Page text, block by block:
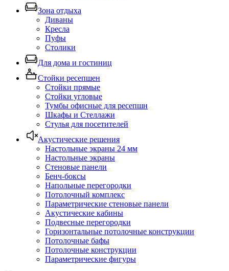
Зона отдыха
Диваны
Кресла
Пуфы
Столики
Для дома и гостиниц
Стойки ресепшен
Стойки прямые
Стойки угловые
Тумбы офисные для ресепшн
Шкафы и Стеллажи
Стулья для посетителей
Акустические решения
Настольные экраны 24 мм
Настольные экраны
Стеновые панели
Бенч-боксы
Напольные перегородки
Потолочный комплекс
Параметрические стеновые панели
Акустические кабины
Подвесные перегородки
Горизонтальные потолочные конструкции
Потолочные бафы
Потолочные конструкции
Параметрические фигуры